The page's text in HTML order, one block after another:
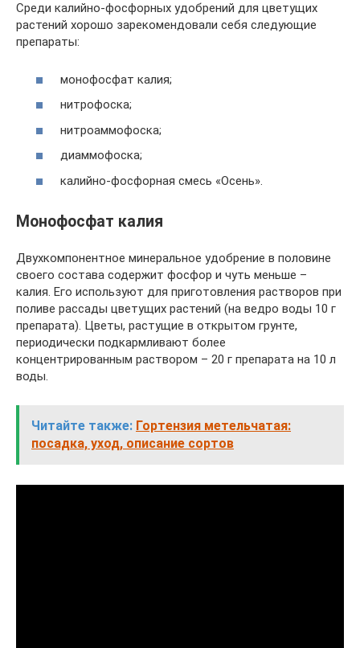
Среди калийно-фосфорных удобрений для цветущих
растений хорошо зарекомендовали себя следующие
препараты:
монофосфат калия;
нитрофоска;
нитроаммофоска;
диаммофоска;
калийно-фосфорная смесь «Осень».
Монофосфат калия
Двухкомпонентное минеральное удобрение в половине
своего состава содержит фосфор и чуть меньше –
калия. Его используют для приготовления растворов при
поливе рассады цветущих растений (на ведро воды 10 г
препарата). Цветы, растущие в открытом грунте,
периодически подкармливают более
концентрированным раствором – 20 г препарата на 10 л
воды.
Читайте также: Гортензия метельчатая:
посадка, уход, описание сортов